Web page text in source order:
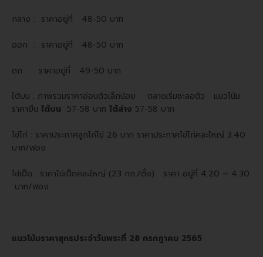
กลาง : ราคาอยู่ที่ 48-50 บาท
ออก : ราคาอยู่ที่ 48-50 บาท
ตก : ราคาอยู่ที่ 49-50 บาท
ใต้บน : ภาพรวมราคาอ่อนตัวเล็กน้อย ตลาดเริ่มชะลอตัว แนวโน้ม
ราคายืน ใต้บน 57-58 บาท ใต้ล่าง 57-58 บาท
ไข่ไก่ : ราคาประกาศลูกไก่ไข่ 26 บาท ราคาประกาศไข่ไก่คละใหญ่ 3.40
บาท/ฟอง
ไข่เป็ด : ราคาไข่เป็ดคละใหญ่ (23 กก./ตั้ง) ราคา อยู่ที่ 4.20 – 4.30
บาท/ฟอง
แนวโน้มราคาสุกรประจำวันพระที่ 28 กรกฎาคม 2565